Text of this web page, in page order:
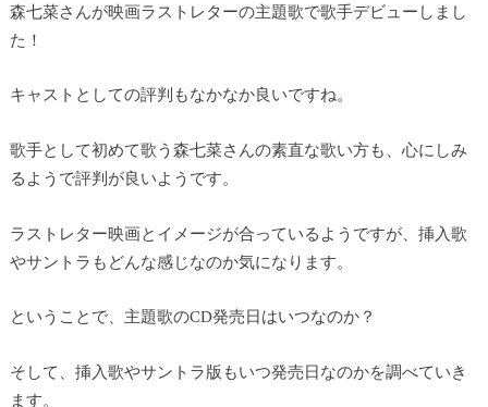
森七菜さんが映画ラストレターの主題歌で歌手デビューしまし
た！
キャストとしての評判もなかなか良いですね。
歌手として初めて歌う森七菜さんの素直な歌い方も、心にしみ
るようで評判が良いようです。
ラストレター映画とイメージが合っているようですが、挿入歌
やサントラもどんな感じなのか気になります。
ということで、主題歌のCD発売日はいつなのか？
そして、挿入歌やサントラ版もいつ発売日なのかを調べていき
ます。